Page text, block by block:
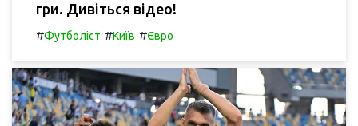
гри. Дивіться відео!
#Футболіст #Київ #Євро